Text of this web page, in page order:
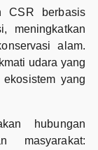
CSR berbasis
meningkatkan
alam.
udara yang
yang
hubungan
masyarakat: